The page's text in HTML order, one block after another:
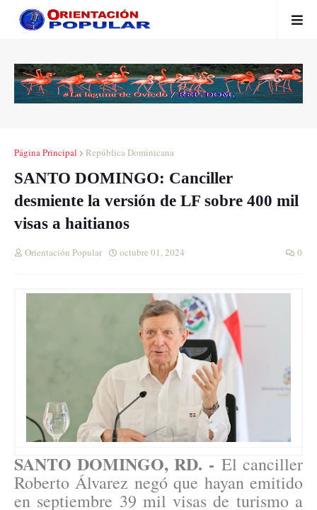
Página Principal República Dominicana
SANTO DOMINGO: Canciller
desmiente la versión de LF sobre 400 mil
visas a haitianos
Orientación Popular octubre 01, 2024 0
SANTO DOMINGO, RD. - El canciller
Roberto Álvarez negó que hayan emitido
en septiembre 39 mil visas de turismo a